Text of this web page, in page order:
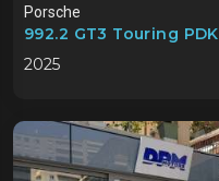
Porsche
992.2 GT3 Touring PDK
2025